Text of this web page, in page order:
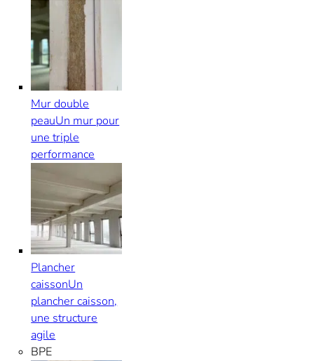
Mur double
peauUn mur pour
une triple
performance
Plancher
caissonUn
plancher caisson,
une structure
agile
BPE